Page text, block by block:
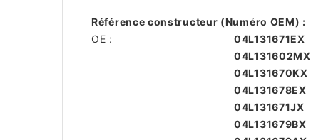
Référence constructeur (Numéro OEM) :
OE :
04L131671EX
04L131602MX
04L131670KX
04L131678EX
04L131671JX
04L131679BX